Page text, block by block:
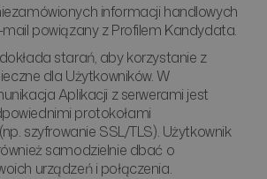
informacji handlowych
powiązany z Profilem Kandydata.
starań, aby korzystanie z
dla Użytkowników. W
Aplikacji z serwerami jest
protokołami
szyfrowanie SSL/TLS). Użytkownik
samodzielnie dbać o
urządzeń i połączenia.